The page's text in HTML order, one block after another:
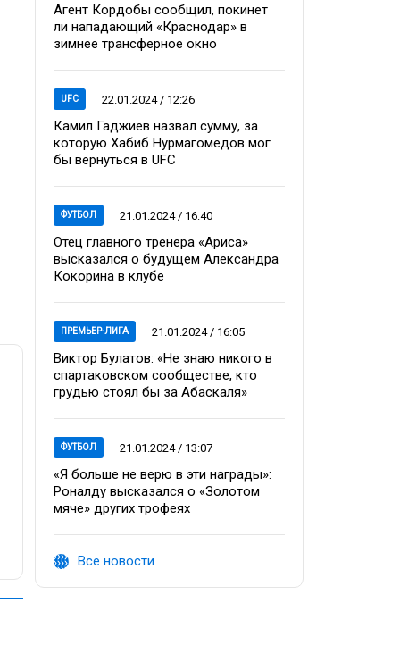
Агент Кордобы сообщил, покинет
ли нападающий «Краснодар» в
зимнее трансферное окно
UFC 22.01.2024 / 12:26
Камил Гаджиев назвал сумму, за
которую Хабиб Нурмагомедов мог
бы вернуться в UFC
ФУТБОЛ 21.01.2024 / 16:40
Отец главного тренера «Ариса»
высказался о будущем Александра
Кокорина в клубе
ПРЕМЬЕР-ЛИГА 21.01.2024 / 16:05
Виктор Булатов: «Не знаю никого в
спартаковском сообществе, кто
грудью стоял бы за Абаскаля»
ФУТБОЛ 21.01.2024 / 13:07
«Я больше не верю в эти награды»:
Роналду высказался о «Золотом
мяче» других трофеях
Все новости